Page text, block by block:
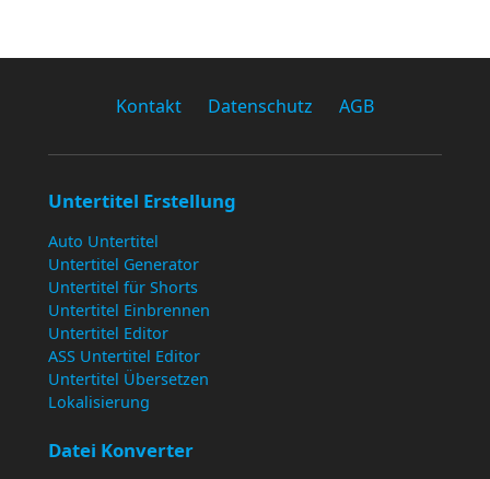
Kontakt Datenschutz AGB
Untertitel Erstellung
Auto Untertitel
Untertitel Generator
Untertitel für Shorts
Untertitel Einbrennen
Untertitel Editor
ASS Untertitel Editor
Untertitel Übersetzen
Lokalisierung
Datei Konverter